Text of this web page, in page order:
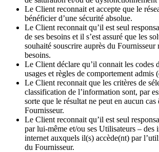
Le Client reconnait et accepte que le
bénéficier d’une sécurité absolue.
Le Client reconnait qu’il est seul
de ses besoins et il s’est assuré que les
souhaité souscrire auprès du Fournisseur
besoins.
Le Client déclare qu’il connait les codes
usages et règles de comportement admis
Le Client reconnait que les critères de
classification de l’information sont, par
sorte que le résultat ne peut en aucun
Fournisseur.
Le Client reconnait qu’il est seul
par lui-même et/ou ses Utilisateurs – des
internet auxquels il(s) accède(nt) par
du Fournisseur.